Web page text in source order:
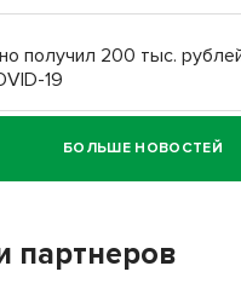
получил 200 тыс.
19
суд наказал водителя
вокзале
в
жителей
БОЛЬШЕ НОВОСТЕЙ
партнеров